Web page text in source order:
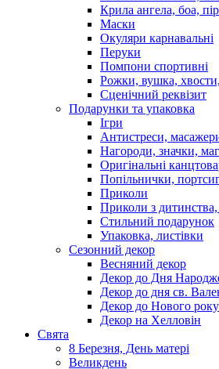
Крила ангела, боа,
Маски
Окуляри карнавальні
Перуки
Помпони спортивні
Рожки, вушка, хвости,
Сценічний реквізит
Подарунки та упаковка
Ігри
Антистреси,
Нагороди, значки,
Оригінальні
Попільнички,
Приколи
Приколи з дитинства,
Стильний подарунок
Упаковка, листівки
Сезонний декор
Весняний декор
Декор до Дня
Декор до дня св.
Декор до Нового року
Декор на Хелловін
Свята
8 Березня, День матері
Великдень